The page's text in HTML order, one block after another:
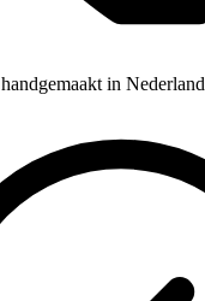
in Nederland